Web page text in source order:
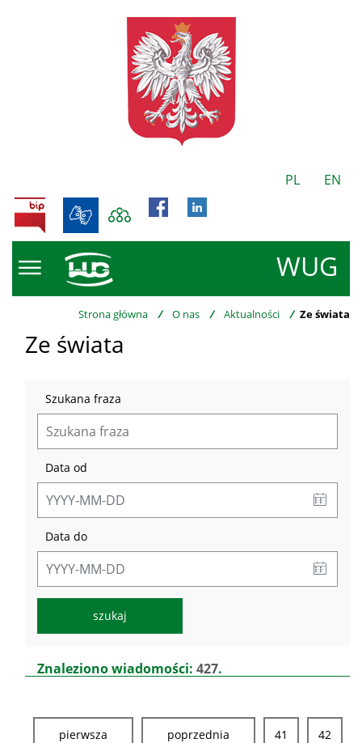
PL EN
WUG
BIP
Strona główna / O nas / Aktualności / Ze świata
Ze świata
Szukana fraza
Data od
Data do
Lista
aktualności
Znaleziono wiadomości: 427.
pierwsza poprzednia 41 42